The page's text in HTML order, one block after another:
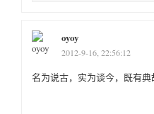
oyoy
2012-9-16, 22:56:12
名为说古，实为谈今，既有